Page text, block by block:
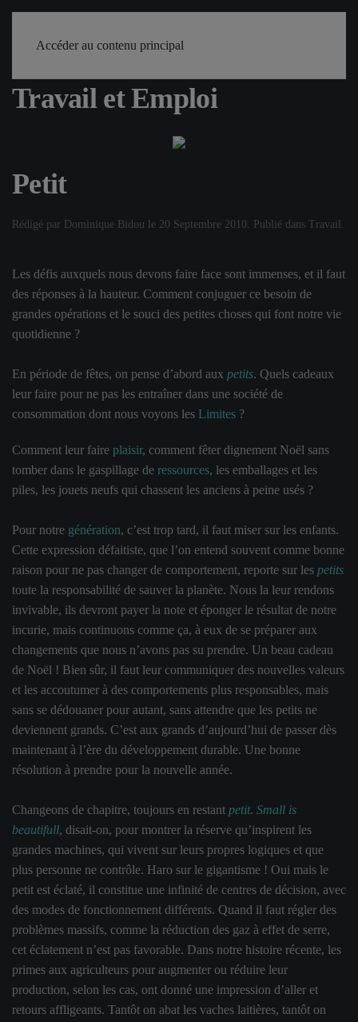
Accéder au contenu principal
Accueil Mots Travail et Emploi
Travail et Emploi
Petit
Rédigé par Dominique Bidou le 20 Septembre 2010. Publié dans Travail .
Les défis auxquels nous devons faire face sont immenses, et il faut
des réponses à la hauteur. Comment conjuguer ce besoin de
grandes opérations et le souci des petites choses qui font notre vie
quotidienne ?
En période de fêtes, on pense d’abord aux petits. Quels cadeaux
leur faire pour ne pas les entraîner dans une société de
consommation dont nous voyons les Limites ?
Comment leur faire plaisir, comment fêter dignement Noël sans
tomber dans le gaspillage de ressources, les emballages et les
piles, les jouets neufs qui chassent les anciens à peine usés ?
Pour notre génération, c’est trop tard, il faut miser sur les enfants.
Cette expression défaitiste, que l’on entend souvent comme bonne
raison pour ne pas changer de comportement, reporte sur les petits
toute la responsabilité de sauver la planète. Nous la leur rendons
invivable, ils devront payer la note et éponger le résultat de notre
incurie, mais continuons comme ça, à eux de se préparer aux
changements que nous n’avons pas su prendre. Un beau cadeau
de Noël ! Bien sûr, il faut leur communiquer des nouvelles valeurs
et les accoutumer à des comportements plus responsables, mais
sans se dédouaner pour autant, sans attendre que les petits ne
deviennent grands. C’est aux grands d’aujourd’hui de passer dès
maintenant à l’ère du développement durable. Une bonne
résolution à prendre pour la nouvelle année.
Changeons de chapitre, toujours en restant petit. Small is
beautifull, disait-on, pour montrer la réserve qu’inspirent les
grandes machines, qui vivent sur leurs propres logiques et que
plus personne ne contrôle. Haro sur le gigantisme ! Oui mais le
petit est éclaté, il constitue une infinité de centres de décision, avec
des modes de fonctionnement différents. Quand il faut régler des
problèmes massifs, comme la réduction des gaz à effet de serre,
cet éclatement n’est pas favorable. Dans notre histoire récente, les
primes aux agriculteurs pour augmenter ou réduire leur
production, selon les cas, ont donné une impression d’aller et
retours affligeants. Tantôt on abat les vaches laitières, tantôt on